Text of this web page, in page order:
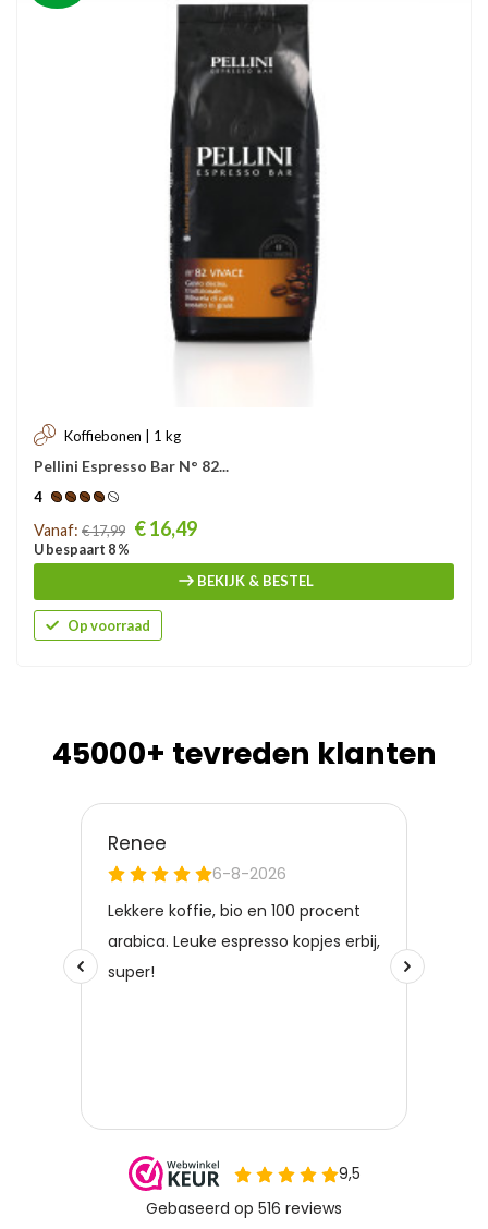
Koffiebonen | 1 kg
Pellini Espresso Bar N° 82...
4
Prijs
Vanaf: € 17,99 € 16,49
U bespaart 8 %
BEKIJK & BESTEL
Op voorraad
45000+ tevreden klanten